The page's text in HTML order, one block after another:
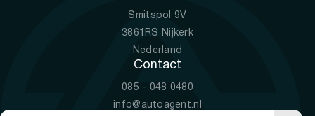
Smitspol 9V
3861RS Nijkerk
Nederland
Contact
085 - 048 0480
info@autoagent.nl